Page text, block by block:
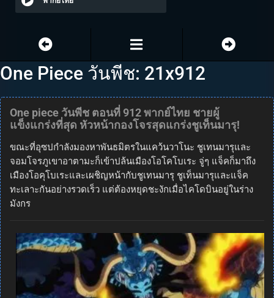
One Piece วันพีช: 21x912
One piece วันพีช ตอนที่ 912 พากย์ไทย ชายผู้
แข็งแกร่งที่สุด หัวหน้ากองโจรสุดแกร่งชูเท็นมารุ!
ขณะที่อุซปกำลังมองหาพันธมิตรในแคว้นวาโนะ ชูเทนมารุและ
จอมโจรภูเขาอาตามะก็เข้าปล้นเมืองโอโคโบเระ จู่ๆ แจ็คก็มาถึง
เมืองโอคุโบเระและเผชิญหน้ากับชูเทนมารุ ชูเท็นมารุและแจ็ค
ทะเลาะกันอย่างรวดเร็ว แต่ต้องหยุดชะงักเมื่อไคโดบินอยู่ในร่าง
มังกร